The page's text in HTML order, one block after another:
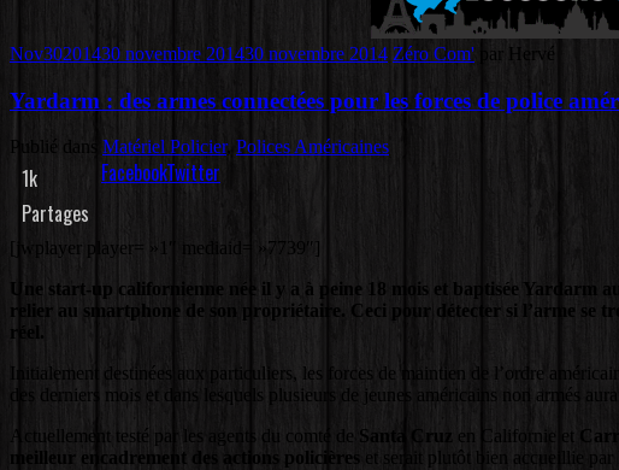
Nov30201430 novembre 201430 novembre 2014 Zéro Com' par Hervé
Yardarm : des armes connectées pour les forces de police
Publié dans Matériel Policier, Polices Américaines
1k
Partages
FacebookTwitter
[jwplayer player= »1″ mediaid= »7739″]
Une start-up californienne née il y a à peine 18 mois et baptisée Yardarm
relier au smartphone de son propriétaire. Ceci pour détecter si l’arme se
réel.
Initialement destinées aux particuliers, les forces de maintien de l’ordre
des derniers mois et dans lesquels plusieurs de jeunes américains non armés
Actuellement testé par les agents du comté de Santa Cruz en Californie et
meilleur encadrement des actions policières
et serait plutôt bien accueillie